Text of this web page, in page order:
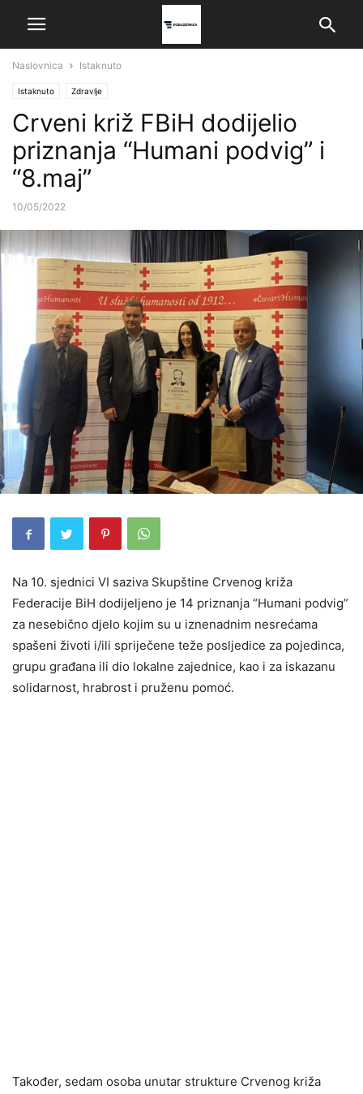
Naslovnica Istaknuto
Istaknuto Zdravlje
Crveni križ FBiH dodijelio
priznanja “Humani podvig” i
“8.maj”
10/05/2022
Na 10. sjednici VI saziva Skupštine Crvenog križa
Federacije BiH dodijeljeno je 14 priznanja “Humani podvig”
za nesebično djelo kojim su u iznenadnim nesrećama
spašeni životi i/ili spriječene teže posljedice za pojedinca,
grupu građana ili dio lokalne zajednice, kao i za iskazanu
solidarnost, hrabrost i pruženu pomoć.
Također, sedam osoba unutar strukture Crvenog križa